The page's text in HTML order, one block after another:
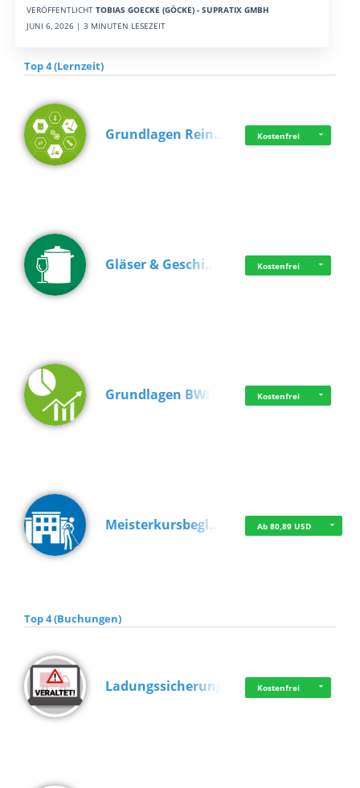
VERÖFFENTLICHT TOBIAS GOECKE (GÖCKE) - SUPRATIX GMBH
JUNI 6, 2026 | 3 MINUTEN LESEZEIT
Top 4 (Lernzeit)
Grundlagen Rein… Kostenfrei
Gläser & Geschi… Kostenfrei
Grundlagen BWL Kostenfrei
Meisterkursbegl… Ab 80,89 USD
Top 4 (Buchungen)
Ladungssicherung Kostenfrei